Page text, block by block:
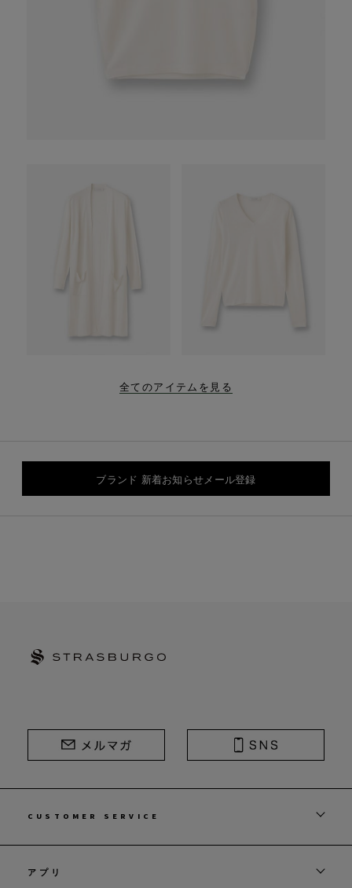
全てのアイテムを見る
ブランド 新着お知らせメール登録
CUSTOMER SERVICE
アプリ